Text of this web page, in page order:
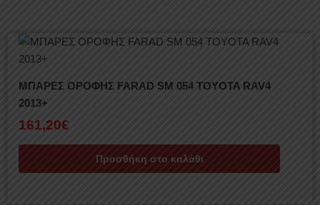
ΜΠΑΡΕΣ ΟΡΟΦΗΣ FARAD SM 054 TOYOTA RAV4
2013+
161,20€
Προσθήκη στο καλάθι